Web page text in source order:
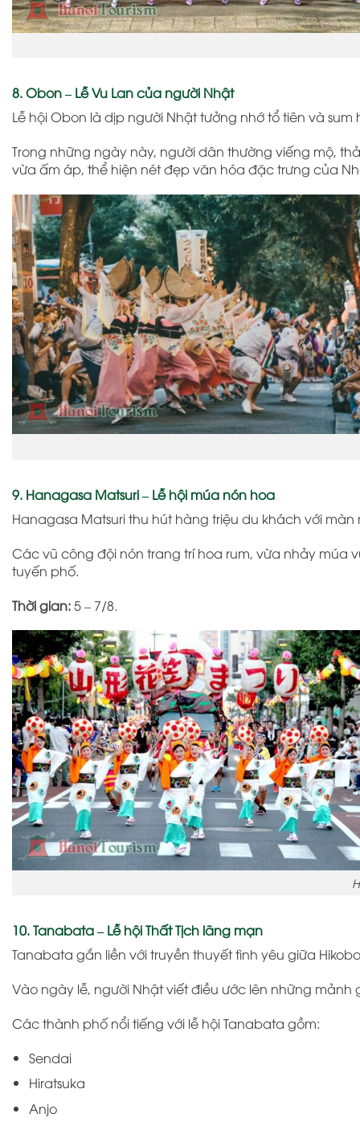
8. Obon – Lễ Vu Lan của người Nhật
Lễ hội Obon là dịp người Nhật tưởng nhớ tổ tiên và sum
Trong những ngày này, người dân thường viếng mộ,
vừa ấm áp, thể hiện nét đẹp văn hóa đặc trưng của
9. Hanagasa Matsuri – Lễ hội múa nón hoa
Hanagasa Matsurithu hút hàng triệu du khách với
Các vũ công đội nón trang trí hoa rum, vừa nhảy múa
tuyến phố.
Thời gian:5 – 7/8.
10. Tanabata – Lễ hội Thất Tịch lãng mạn
Tanabata gắn liền với truyền thuyết tình yêu giữa
Vào ngày lễ, người Nhật viết điều ước lên những
Các thành phố nổi tiếng với lễ hội Tanabata gồm:
Sendai
Hiratsuka
Anjo